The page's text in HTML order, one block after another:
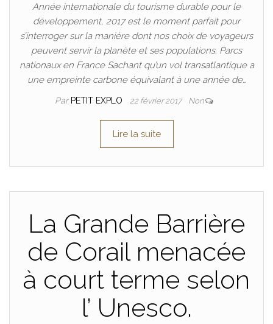
Année internationale du tourisme durable pour le
développement, 2017 est le moment parfait pour
s’interroger sur la manière dont nos choix de voyageurs
peuvent servir la planète et ses populations. Parcs
nationaux en France Sachant qu’un vol transatlantique a
une empreinte carbone équivalant à une année de…
Par PETIT EXPLO 22 février 2017 Non
Lire la suite
La Grande Barrière
de Corail menacée
à court terme selon
l’ Unesco.